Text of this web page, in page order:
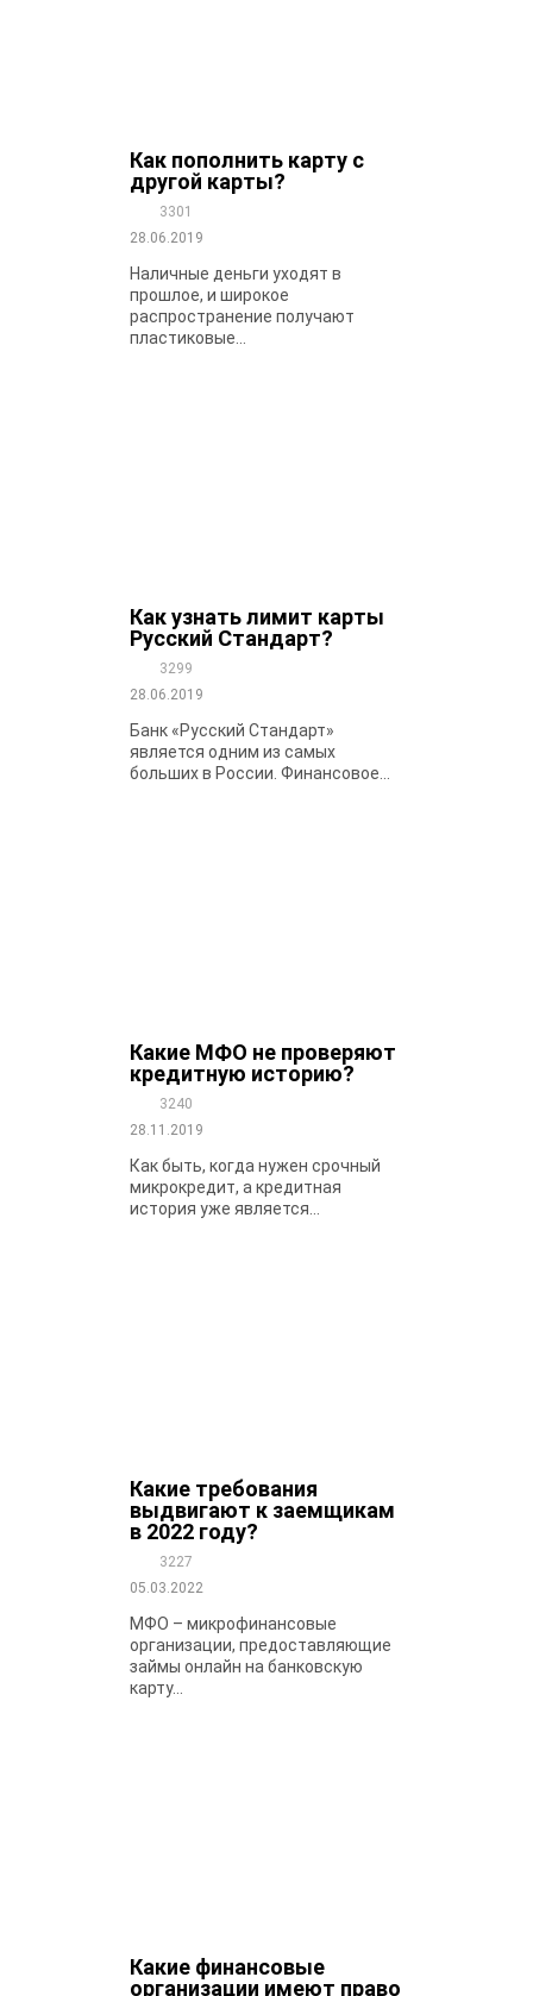
Как пополнить карту с
другой карты?
3301
28.06.2019
Наличные деньги уходят в
прошлое, и широкое
распространение получают
пластиковые...
Как узнать лимит карты
Русский Стандарт?
3299
28.06.2019
Банк «Русский Стандарт»
является одним из самых
больших в России. Финансовое...
Какие МФО не проверяют
кредитную историю?
3240
28.11.2019
Как быть, когда нужен срочный
микрокредит, а кредитная
история уже является...
Какие требования
выдвигают к заемщикам
в 2022 году?
3227
05.03.2022
МФО – микрофинансовые
организации, предоставляющие
займы онлайн на банковскую
карту...
Какие финансовые
организации имеют право